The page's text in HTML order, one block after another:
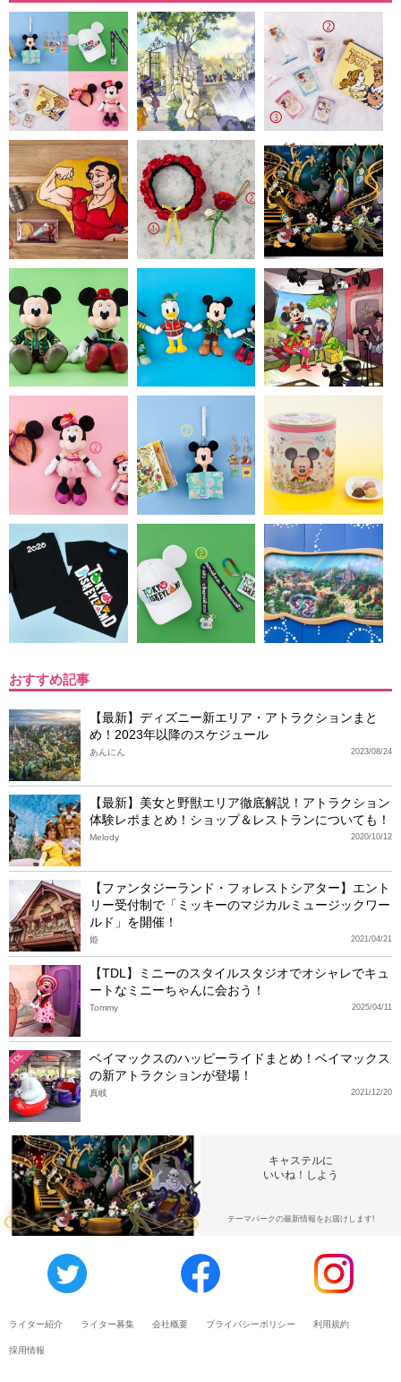
おすすめ記事
【最新】ディズニー新エリア・アトラクションまと
め！2023年以降のスケジュール
2023/08/24
あんにん
【最新】美女と野獣エリア徹底解説！アトラクション
体験レポまとめ！ショップ＆レストランについても！
2020/10/12
Melody
【ファンタジーランド・フォレストシアター】エント
リー受付制で「ミッキーのマジカルミュージックワー
ルド」を開催！
2021/04/21
姫
【TDL】ミニーのスタイルスタジオでオシャレでキュ
ートなミニーちゃんに会おう！
2025/04/11
Tommy
TDL
ベイマックスのハッピーライドまとめ！ベイマックス
の新アトラクションが登場！
2021/12/20
真岐
キャステルに
いいね！しよう
テーマパークの最新情報をお届けします!
ライター紹介 ライター募集 会社概要 プライバシーポリシー 利用規約
採用情報